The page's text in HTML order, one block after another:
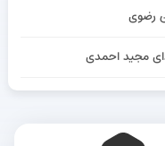
رضوی
مجید احمدی